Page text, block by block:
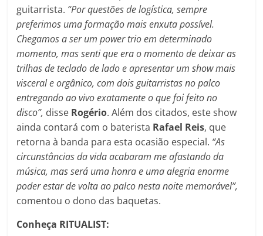
guitarrista. “Por questões de logística, sempre
preferimos uma formação mais enxuta possível.
Chegamos a ser um power trio em determinado
momento, mas senti que era o momento de deixar as
trilhas de teclado de lado e apresentar um show mais
visceral e orgânico, com dois guitarristas no palco
entregando ao vivo exatamente o que foi feito no
disco”, disse Rogério. Além dos citados, este show
ainda contará com o baterista Rafael Reis, que
retorna à banda para esta ocasião especial. “As
circunstâncias da vida acabaram me afastando da
música, mas será uma honra e uma alegria enorme
poder estar de volta ao palco nesta noite memorável”,
comentou o dono das baquetas.
Conheça RITUALIST: